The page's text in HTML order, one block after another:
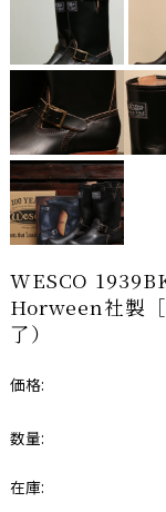
WESCO
Horween社製
了）
価格:
数量:
在庫: